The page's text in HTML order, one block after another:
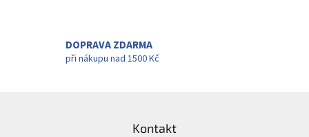
DOPRAVA ZDARMA
při nákupu nad 1500 Kč
Kontakt